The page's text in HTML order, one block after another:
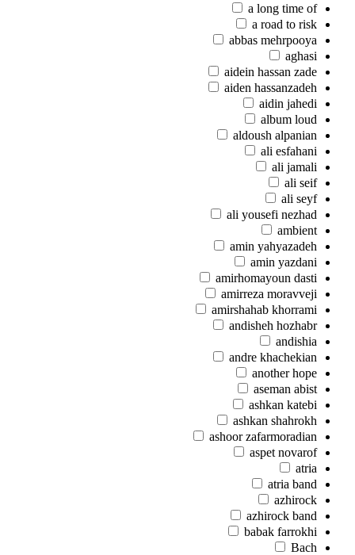
a long time of
a road to risk
abbas mehrpooya
aghasi
aidein hassan zade
aiden hassanzadeh
aidin jahedi
album loud
aldoush alpanian
ali esfahani
ali jamali
ali seif
ali seyf
ali yousefi nezhad
ambient
amin yahyazadeh
amin yazdani
amirhomayoun dasti
amirreza moravveji
amirshahab khorrami
andisheh hozhabr
andishia
andre khachekian
another hope
aseman abist
ashkan katebi
ashkan shahrokh
ashoor zafarmoradian
aspet novarof
atria
atria band
azhirock
azhirock band
babak farrokhi
Bach